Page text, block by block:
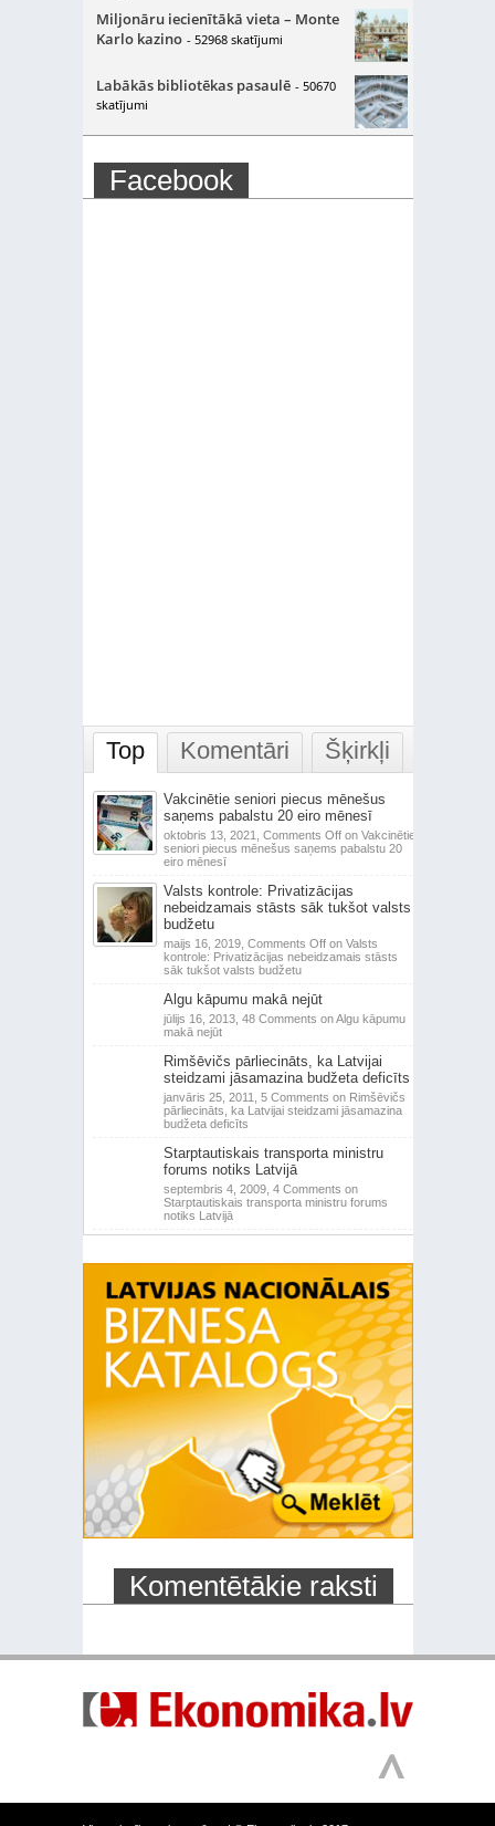
Miljonāru iecienītākā vieta – Monte
Karlo kazino - 52968 skatījumi
Labākās bibliotēkas pasaulē - 50670
skatījumi
Facebook
Top Komentāri Šķirkļi
Vakcinētie seniori piecus mēnešus
saņems pabalstu 20 eiro mēnesī
oktobris 13, 2021, Comments Offon Vakcinētie
seniori piecus mēnešus saņems pabalstu 20
eiro mēnesī
Valsts kontrole: Privatizācijas
nebeidzamais stāsts sāk tukšot valsts
budžetu
maijs 16, 2019, Comments Offon Valsts
kontrole: Privatizācijas nebeidzamais stāsts
sāk tukšot valsts budžetu
Algu kāpumu makā nejūt
jūlijs 16, 2013, 48 Comments on Algu kāpumu
makā nejūt
Rimšēvičs pārliecināts, ka Latvijai
steidzami jāsamazina budžeta deficīts
janvāris 25, 2011, 5 Comments on Rimšēvičs
pārliecināts, ka Latvijai steidzami jāsamazina
budžeta deficīts
Starptautiskais transporta ministru
forums notiks Latvijā
septembris 4, 2009, 4 Comments on
Starptautiskais transporta ministru forums
notiks Latvijā
Komentētākie raksti